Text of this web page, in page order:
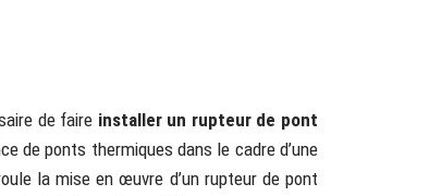
de faire installer un rupteur de pont
de ponts thermiques dans le cadre d’une
la mise en œuvre d’un rupteur de pont